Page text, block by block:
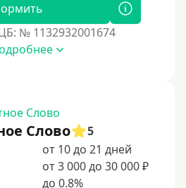
№ 1132932001674
Слово
5
от 10 до 21 дней
от 3 000 до 30 000 ₽
до 0.8%